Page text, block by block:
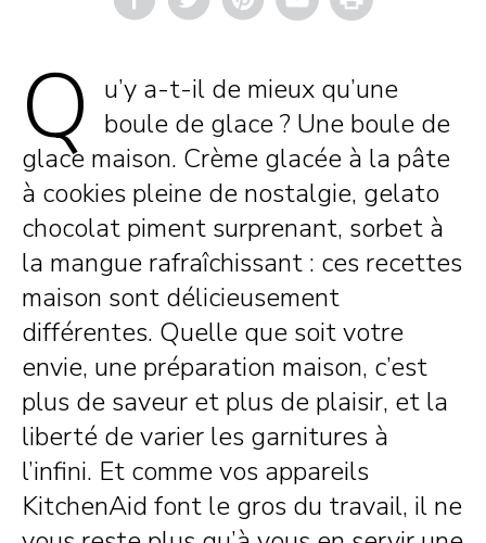
Q
u’y a-t-il de mieux qu’une
boule de glace ? Une boule de
glace maison. Crème glacée à la pâte
à cookies pleine de nostalgie, gelato
chocolat piment surprenant, sorbet à
la mangue rafraîchissant : ces recettes
maison sont délicieusement
différentes. Quelle que soit votre
envie, une préparation maison, c’est
plus de saveur et plus de plaisir, et la
liberté de varier les garnitures à
l’infini. Et comme vos appareils
KitchenAid font le gros du travail, il ne